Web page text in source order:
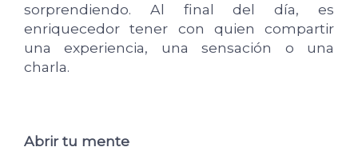
sorprendiendo. Al final del día, es
enriquecedor tener con quien compartir
una experiencia, una sensación o una
charla.
Abrir tu mente